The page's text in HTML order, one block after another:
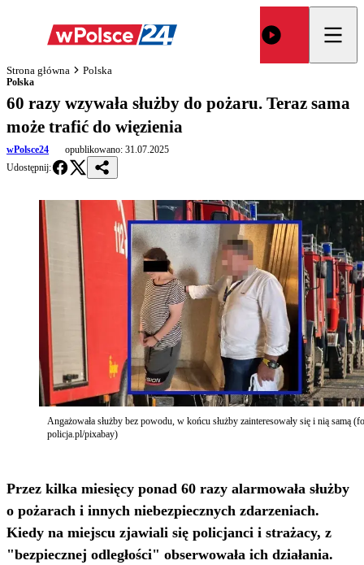
Strona główna Polska
Polska
60 razy wzywała służby do pożaru. Teraz sama
może trafić do więzienia
wPolsce24 opublikowano: 31.07.2025
Udostępnij:
Angażowała służby bez powodu, w końcu służby zainteresowały się i nią samą
policja.pl/pixabay)
Przez kilka miesięcy ponad 60 razy alarmowała służby
o pożarach i innych niebezpiecznych zdarzeniach.
Kiedy na miejscu zjawiali się policjanci i strażacy, z
"bezpiecznej odległości" obserwowała ich działania.